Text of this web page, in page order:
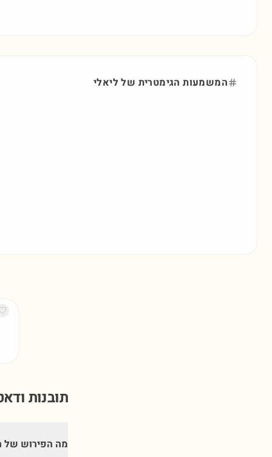
המשמעות הגימטרית שלליאלי
תובנות
מה הפירוש של